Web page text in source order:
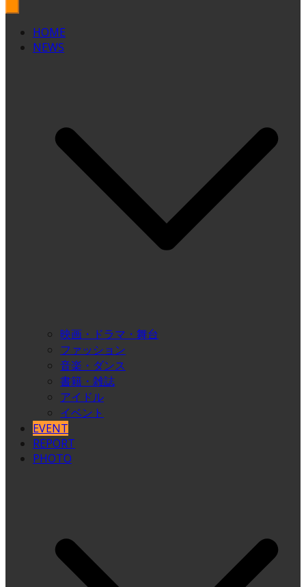
HOME
NEWS
映画・ドラマ・舞台
ファッション
音楽・ダンス
書籍・雑誌
アイドル
イベント
EVENT
REPORT
PHOTO